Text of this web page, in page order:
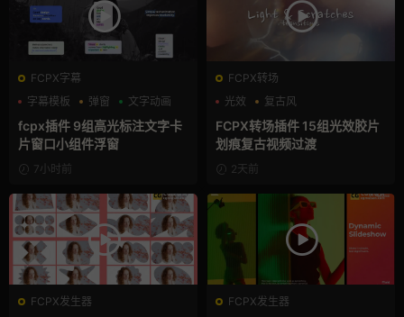
FCPX字幕
字幕模板
弹窗 文字动画
fcpx插件 9组高光标注文字卡
片窗口小组件浮窗
7小时前
FCPX转场
光效
复古风
支持Intel+M芯片
FCPX转场插件 15组光效胶片
划痕复古视频过渡
2天前
FCPX发生器
FCPX发生器